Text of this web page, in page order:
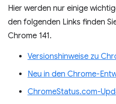
Hier werden nur einige
den folgenden Links finden
Chrome 141.
Versionshinweise zu
Neu in den Chrome-
ChromeStatus.com-